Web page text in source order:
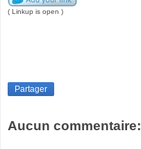
( Linkup is open )
Partager
Aucun commentaire: